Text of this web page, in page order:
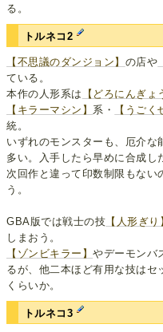
る。
トルネコ2
【不思議のダンジョン】 の店や
ている。
本作の人形系は
【どろにんぎょ
【キラーマシン】 系・ 【うごく
統。
いずれのモンスターも、厄介
多い。入手したら早めに合成し
次回作と違って印数制限もない
う。
GBA版では戦士の技 【人形ぎり
しまおう。
【ゾンビキラー】やデーモンバ
るが、他二本ほど有用な技はセ
くらいか。
トルネコ3